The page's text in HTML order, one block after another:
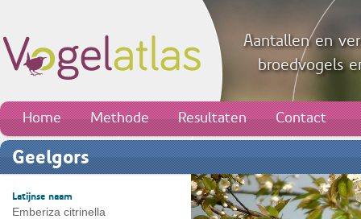
Aantallen en
broedvogels
Home Methode Resultaten Contact
Geelgors
Latijnse naam
Emberiza citrinella